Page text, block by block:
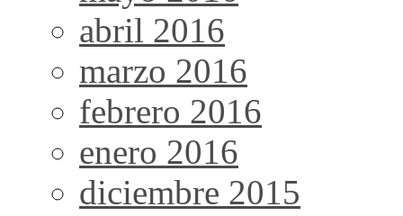
abril 2016
marzo 2016
febrero 2016
enero 2016
diciembre 2015